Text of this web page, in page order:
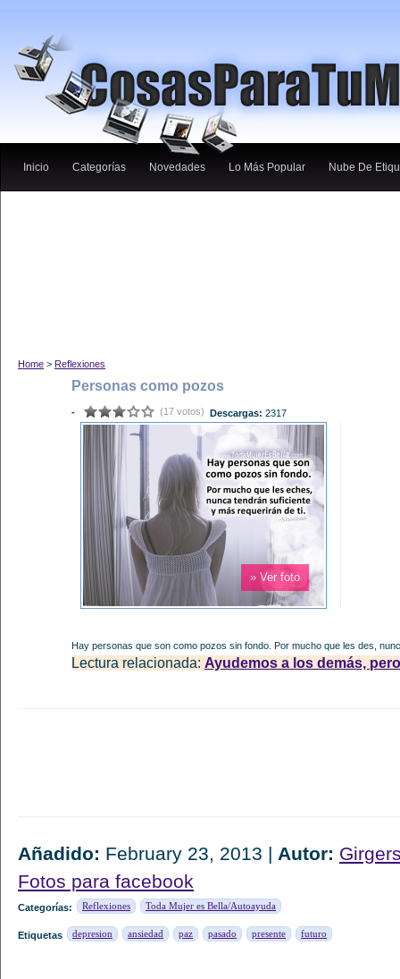
Inicio Categorías Novedades Lo Más Popular Nube De
Home > Reflexiones
Personas como pozos
- (17 votos) Descargas: 2317
» Ver foto
Hay personas que son como pozos sin fondo. Por mucho que les des,
Lectura relacionada: Ayudemos a los demás,
Añadido: February 23, 2013 | Autor:
Fotos para facebook
Categorías: Reflexiones Toda Mujer es Bella/Autoayuda
Etiquetas depresion ansiedad paz pasado presente futuro